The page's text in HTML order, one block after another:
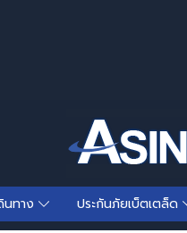
นทาง ประกันภัยเบ็ตเตล็ด